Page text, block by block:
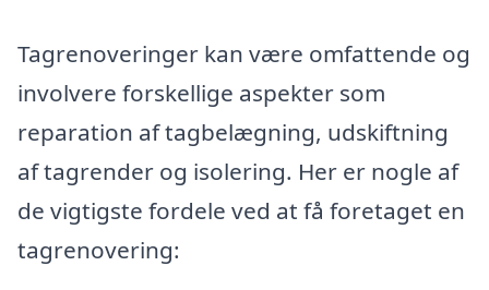
Tagrenoveringer kan være omfattende og
involvere forskellige aspekter som
reparation af tagbelægning, udskiftning
af tagrender og isolering. Her er nogle af
de vigtigste fordele ved at få foretaget en
tagrenovering: